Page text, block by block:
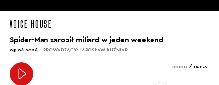
Spider-Man zarobił miliard w jeden weekend
05.08.2026 PROWADZĄCY: JAROSŁAW KUŹNIAR
00:00 / 04:54